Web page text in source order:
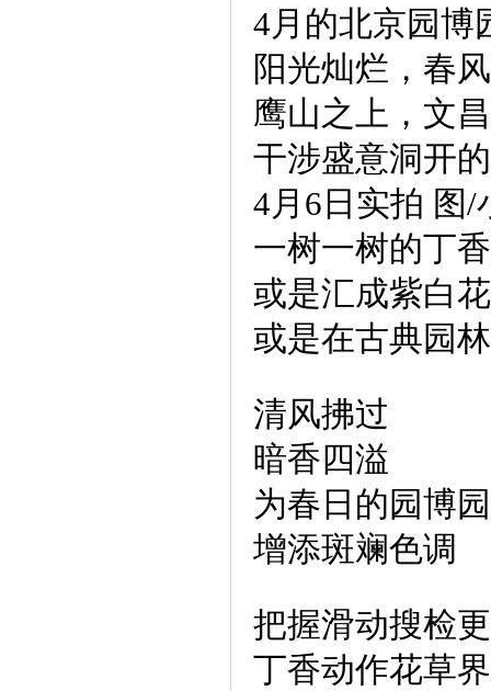
4月的北京园博
阳光灿烂，春
鹰山之上，文
干涉盛意洞开
4月6日实拍 图/
一树一树的丁
或是汇成紫白
或是在古典园
清风拂过
暗香四溢
为春日的园博园
增添斑斓色调
把握滑动搜检
丁香动作花草